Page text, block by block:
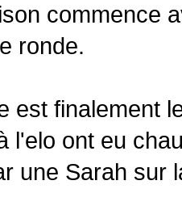
commence
ronde.
est finalement
l'elo ont eu
une Sarah sur